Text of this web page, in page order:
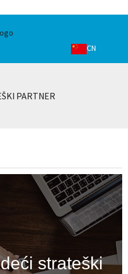
CN
PARTNER
strateški